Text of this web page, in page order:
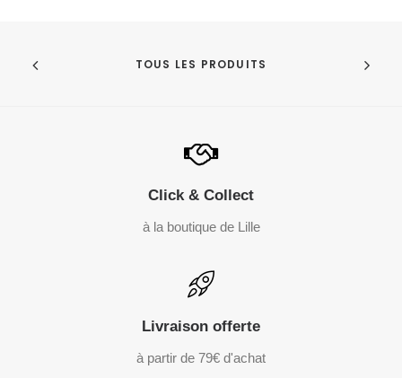
TOUS LES PRODUITS
Click & Collect
à la boutique de Lille
Livraison offerte
à partir de 79€ d'achat